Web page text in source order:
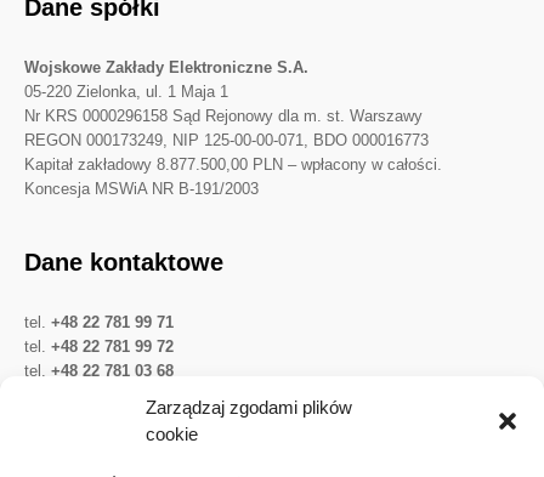
Zarządzaj zgodami plików
cookie
Dane spółki
Wojskowe Zakłady Elektroniczne S.A.
05-220 Zielonka, ul. 1 Maja 1
Nr KRS 0000296158 Sąd Rejonowy dla m. st. Warszawy
REGON 000173249, NIP 125-00-00-071, BDO 000016773
Kapitał zakładowy 8.877.500,00 PLN – wpłacony w całości.
Koncesja MSWiA NR B-191/2003
Dane kontaktowe
tel. +48 22 781 99 71
tel. +48 22 781 99 72
tel. +48 22 781 03 68
LinkedIn
YouTube